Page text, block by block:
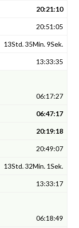
20:21:10
20:51:05
13Std. 35Min. 9Sek.
13:33:35
06:17:27
06:47:17
20:19:18
20:49:07
13Std. 32Min. 1Sek.
13:33:17
06:18:49